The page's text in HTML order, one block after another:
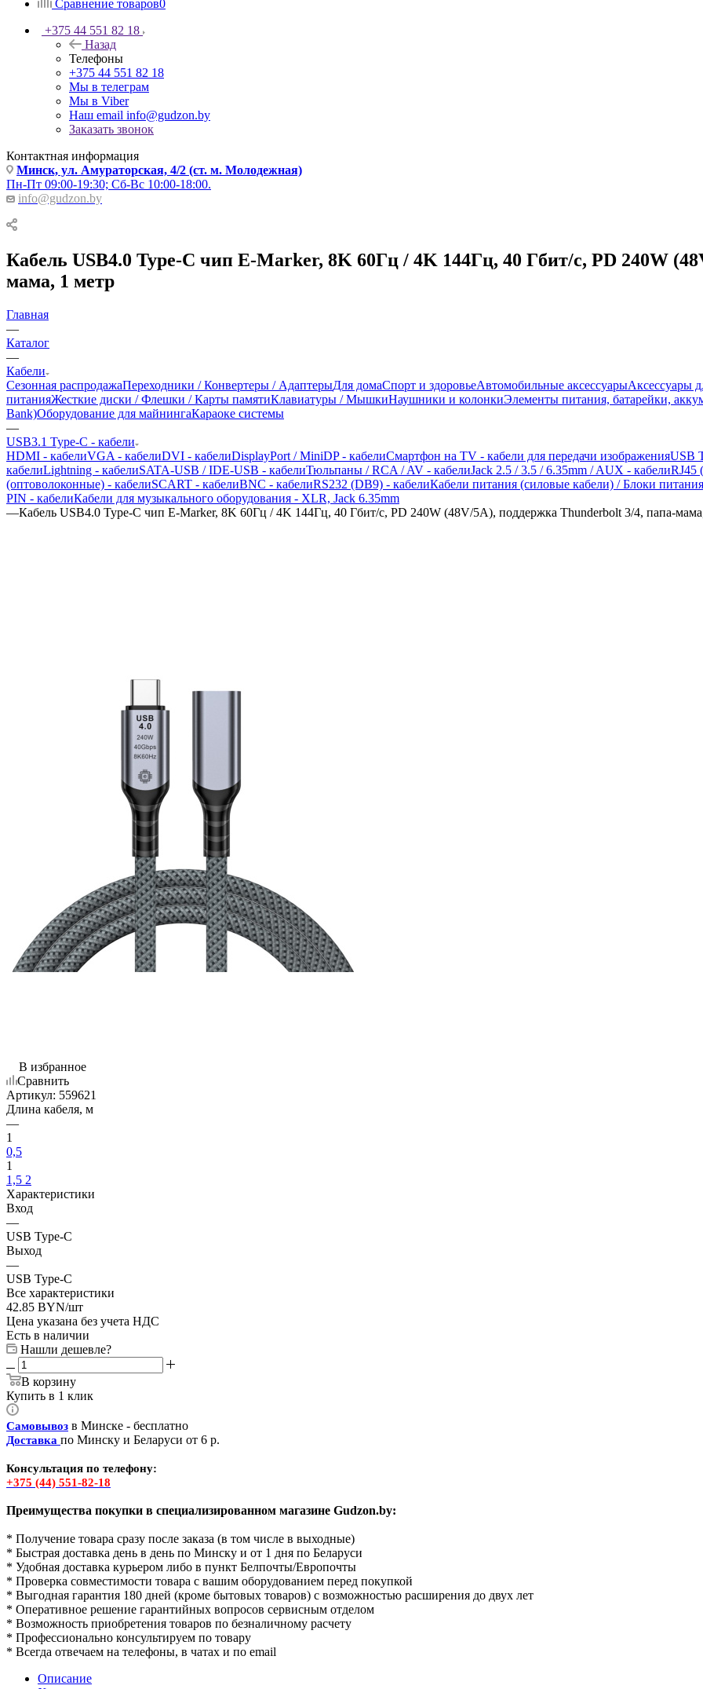
Сравнение товаров0
+375 44 551 82 18
Назад
Телефоны
+375 44 551 82 18
Мы в телеграм
Мы в Viber
Наш email info@gudzon.by
Заказать звонок
Контактная информация
Минск, ул. Амураторская, 4/2 (ст. м. Молодежная)
Пн-Пт 09:00-19:30; Сб-Вс 10:00-18:00.
info@gudzon.by
Кабель USB4.0 Type-C чип E-Marker, 8K 60Гц / 4K 144Гц, 40 Гбит/с, PD 240W
мама, 1 метр
Главная
—
Каталог
—
Кабели
Сезонная распродажаПереходники / Конвертеры / АдаптерыДля домаСпорт и здоровьеАвтомобильные аксессуарыАксессуары
питанияЖесткие диски / Флешки / Карты памятиКлавиатуры / МышкиНаушники и колонкиЭлементы питания, батарейки,
Bank)Оборудование для майнингаКараоке системы
—
USB3.1 Type-C - кабели
HDMI - кабелиVGA - кабелиDVI - кабелиDisplayPort / MiniDP - кабелиСмартфон на TV - кабели для передачи изображенияUSB
кабелиLightning - кабелиSATA-USB / IDE-USB - кабелиТюльпаны / RCA / AV - кабелиJack 2.5 / 3.5 / 6.35mm / AUX - кабелиRJ45
(оптоволоконные) - кабелиSCART - кабелиBNC - кабелиRS232 (DB9) - кабелиКабели питания (силовые кабели) / Блоки питания
PIN - кабелиКабели для музыкального оборудования - XLR, Jack 6.35mm
—Кабель USB4.0 Type-C чип E-Marker, 8K 60Гц / 4K 144Гц, 40 Гбит/с, PD 240W (48V/5A), поддержка Thunderbolt 3/4, папа-
В избранное
Сравнить
Артикул: 559621
Длина кабеля, м
—
1
0,5
1
1,5 2
Характеристики
Вход
—
USB Type-C
Выход
—
USB Type-C
Все характеристики
42.85 BYN/шт
Цена указана без учета НДС
Есть в наличии
Нашли дешевле?
В корзину
Купить в 1 клик
Самовывоз в Минске - бесплатно
Доставка по Минску и Беларуси от 6 р.
Консультация по телефону:
+375 (44) 551-82-18
Преимущества покупки в специализированном магазине Gudzon.by:
* Получение товара сразу после заказа (в том числе в выходные)
* Быстрая доставка день в день по Минску и от 1 дня по Беларуси
* Удобная доставка курьером либо в пункт Белпочты/Европочты
* Проверка совместимости товара с вашим оборудованием перед покупкой
* Выгодная гарантия 180 дней (кроме бытовых товаров) с возможностью расширения до двух лет
* Оперативное решение гарантийных вопросов сервисным отделом
* Возможность приобретения товаров по безналичному расчету
* Профессионально консультируем по товару
* Всегда отвечаем на телефоны, в чатах и по email
Описание